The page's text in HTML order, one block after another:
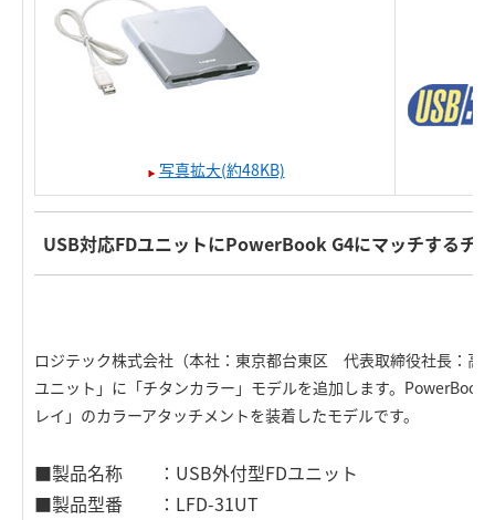
写真拡大(約48KB)
USB対応FDユニットにPowerBook G4にマッチするチ
ロジテック株式会社（本社：東京都台東区 代表取締役社長：高
ユニット」に「チタンカラー」モデルを追加します。PowerBook
レイ」のカラーアタッチメントを装着したモデルです。
■製品名称 ：USB外付型FDユニット
■製品型番 ：LFD-31UT